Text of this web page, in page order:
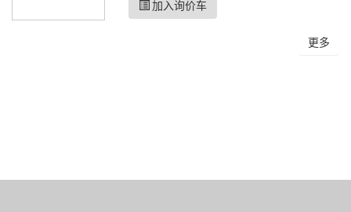
加入询价车
更多